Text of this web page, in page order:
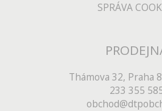
SPRÁVA
Thámova 32, Praha 8
233 355